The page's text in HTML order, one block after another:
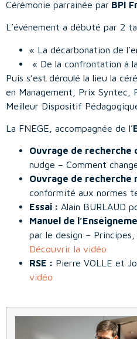
Cérémonie parrainée par BPI
L’événement a débuté par 2
« La décarbonation de
« De la confrontation à
Puis s’est déroulé la lieu la
en Management, Prix Syntec,
Meilleur Dispositif
La FNEGE, accompagnée de l’
Ouvrage de recherche
nudge – Comment
Ouvrage de recherche
conformité aux normes
Essai : Alain BURLAUD
Manuel de
par le design –
Découvrir la vidéo
RSE : Pierre VOLLE et
vidéo